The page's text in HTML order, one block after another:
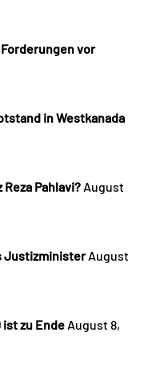
vor
in Westkanada
Pahlavi? August
Justizminister August
ist zu Ende August 8,